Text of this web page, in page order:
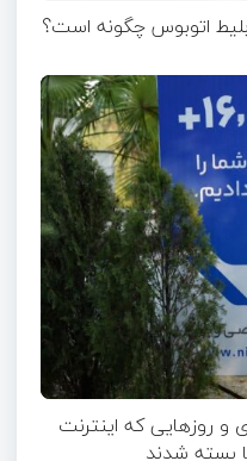
اتوبوس چگونه است؟
روزهایی که اینترنت
بسته شدند